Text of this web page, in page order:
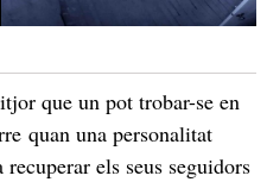
que un pot trobar-se en
quan una personalitat
els seus seguidors